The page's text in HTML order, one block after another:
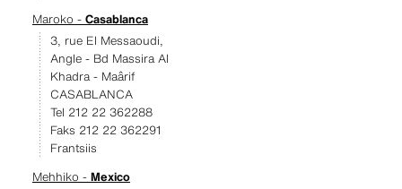
Maroko - Casablanca
3, rue El Messaoudi,
Angle - Bd Massira Al
Khadra - Maârif
CASABLANCA
Tel 212 22 362288
Faks 212 22 362291
Frantsiis
Mehhiko - Mexico